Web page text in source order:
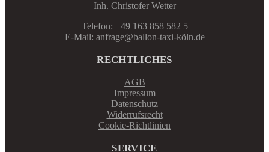
Inh. Christofer Wetter
Telefon: +49 163 858 582 5
E-Mail: anfrage@ballon-taxi-köln.de
RECHTLICHES
AGB
Impressum
Datenschutz
Widerrufsrecht
Cookie-Richtlinien
SERVICE